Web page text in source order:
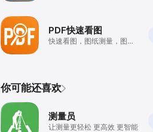
PDF快速看图
快速看图，图纸测量，图纸
你可能还喜欢
测量员
让测量更轻松 更高效 更智能